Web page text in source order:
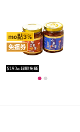
mo點3%
免運券